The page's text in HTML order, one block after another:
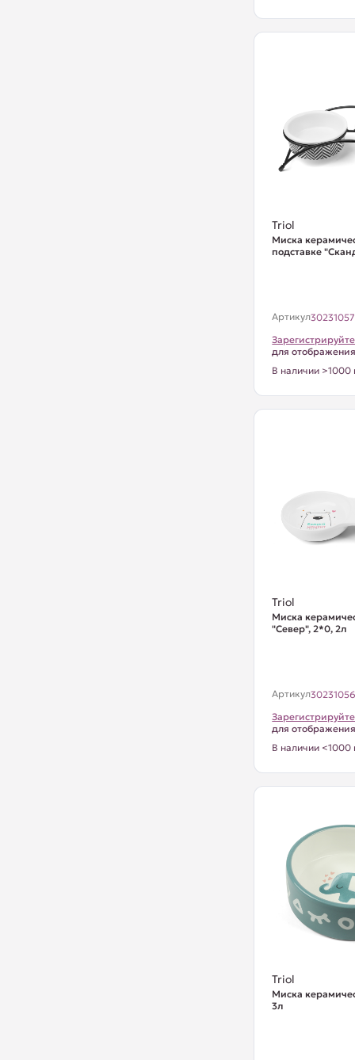
Triol
Миска
подставке
Артикул30231057
для
В наличии >1000
Triol
Миска
"Север", 2*0, 2л
Артикул
для
В наличии <1000
Triol
Миска
3л